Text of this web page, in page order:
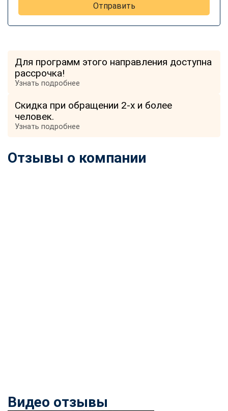
Отправить
Для программ этого направления доступна
рассрочка!
Узнать подробнее
Скидка при обращении 2-х и более
человек.
Узнать подробнее
Отзывы о компании
Видео отзывы